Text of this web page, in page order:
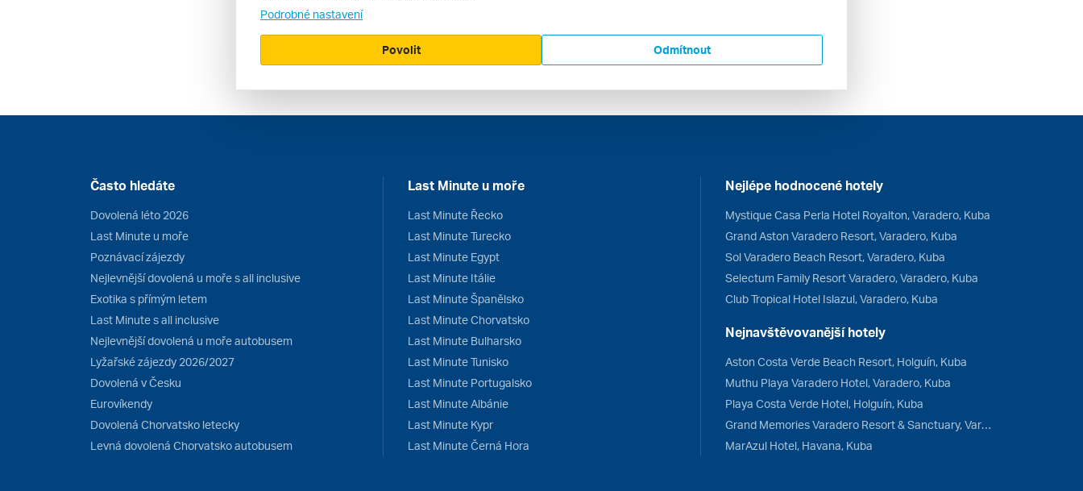
Často hledáte
Dovolená léto 2026
Last Minute u moře
Poznávací zájezdy
Nejlevnější dovolená u moře s all inclusive
Exotika s přímým letem
Last Minute s all inclusive
Nejlevnější dovolená u moře autobusem
Lyžařské zájezdy 2026/2027
Dovolená v Česku
Eurovíkendy
Dovolená Chorvatsko letecky
Levná dovolená Chorvatsko autobusem
Last Minute u moře
Last Minute Řecko
Last Minute Turecko
Last Minute Egypt
Last Minute Itálie
Last Minute Španělsko
Last Minute Chorvatsko
Last Minute Bulharsko
Last Minute Tunisko
Last Minute Portugalsko
Last Minute Albánie
Last Minute Kypr
Last Minute Černá Hora
Nejlépe hodnocené hotely
Mystique Casa Perla Hotel Royalton, Varadero, Kuba
Grand Aston Varadero Resort, Varadero, Kuba
Sol Varadero Beach Resort, Varadero, Kuba
Selectum Family Resort Varadero, Varadero, Kuba
Club Tropical Hotel Islazul, Varadero, Kuba
Nejnavštěvovanější hotely
Aston Costa Verde Beach Resort, Holguín, Kuba
Muthu Playa Varadero Hotel, Varadero, Kuba
Playa Costa Verde Hotel, Holguín, Kuba
Grand Memories Varadero Resort & Sanctuary, Varadero, Kuba
MarAzul Hotel, Havana, Kuba
Podrobné nastavení
Odmítnout
Povolit